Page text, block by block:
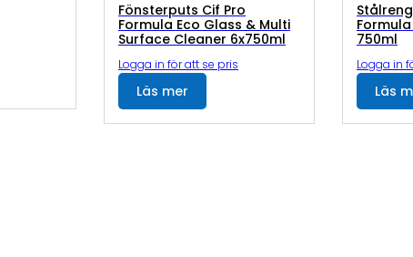
Fönsterputs Cif Pro
Formula Eco Glass & Multi
Surface Cleaner 6x750ml
Logga in för att se pris
Läs mer
750ml
Logga in
Läs